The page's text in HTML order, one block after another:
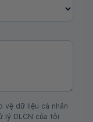
vệ dữ liệu cá nhân
lý DLCN của tôi